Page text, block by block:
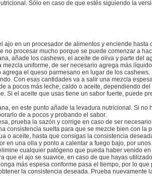
Sólo en caso de que estés siguiendo la
ajo en un procesador de alimentos y enciende hasta
no procesar mucho porque se puede comenzar a
añade los cashews, el aceite de oliva y parte del
mezcla uniforme, de ser necesario agrega más
el queso parmesano en lugar de los cashews.
Con esas cantidades va a salir una mezcla
a pocos más leche, caldo o aceite, dependiendo
Si el aceite que usas tiene un sabor fuerte, puede
en este punto añade la levadura nutricional. Si no
de a pocos y probando el sabor.
prueba la sazón y corrige en caso de ser
consistencia suelta para que se mezcle bien con la
o aceite, hasta que consigas la consistencia
cualquier patógeno que pueda haber venido
que el ajo se suavice, en caso de que hayas
más espesa conforme pasa el tiempo, por lo
la consistencia deseada. Prueba nuevamente